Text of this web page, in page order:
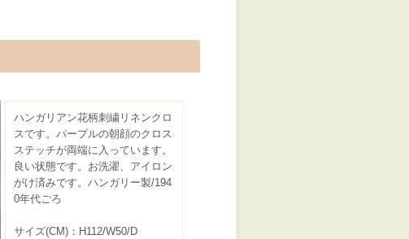
ハンガリアン花柄刺繍リネンクロ
スです。パープルの朝顔のクロス
ステッチが両端に入っています。
良い状態です。お洗濯、アイロン
がけ済みです。ハンガリー製/194
0年代ごろ
サイズ(CM)：H112/W50/D